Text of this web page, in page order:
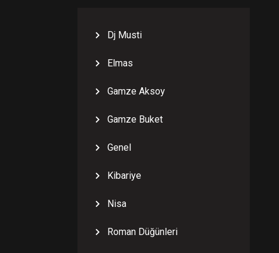
Dj Musti
Elmas
Gamze Aksoy
Gamze Buket
Genel
Kibariye
Nisa
Roman Düğünleri